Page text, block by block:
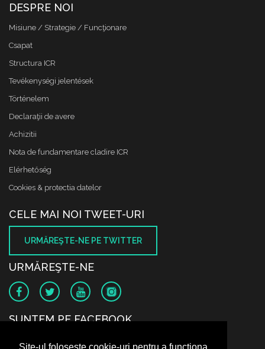
DESPRE NOI
Misiune / Strategie / Funcţionare
Csapat
Structura ICR
Tevékenységi jelentések
Történelem
Declaraţii de avere
Achizitii
Nota de fundamentare cladire ICR
Elérhetőség
Cookies & protectia datelor
CELE MAI NOI TWEET-URI
URMĂREŞTE-NE PE TWITTER
URMĂREŞTE-NE
SUNTEM PE FACEBOOK